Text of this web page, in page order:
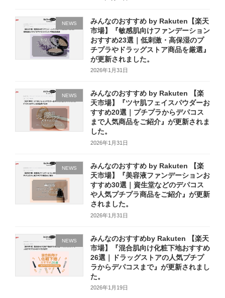
NEWS
みんなのおすすめ by Rakuten【楽天
市場】『敏感肌向けファンデーション
おすすめ23選｜低刺激・高保湿のプ
チプラやドラッグストア商品を厳選』
が更新されました。
2026年1月31日
NEWS
みんなのおすすめ by Rakuten 【楽
天市場】『ツヤ肌フェイスパウダーお
すすめ20選｜プチプラからデパコス
まで人気商品をご紹介』が更新されま
した。
2026年1月31日
NEWS
みんなのおすすめ by Rakuten 【楽
天市場】『美容液ファンデーションお
すすめ30選｜資生堂などのデパコス
や人気プチプラ商品をご紹介』が更新
されました。
2026年1月31日
NEWS
みんなのおすすめby Rakuten 【楽天
市場】『混合肌向け化粧下地おすすめ
26選｜ドラッグストアの人気プチプ
ラからデパコスまで』が更新されまし
た。
2026年1月19日